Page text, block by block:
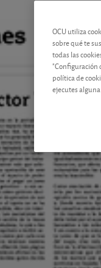
OCU utiliza
sobre qué te
todas las
"Configuración
política de
ejecutes alguna